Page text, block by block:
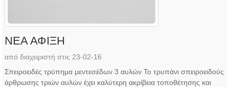
ΝΕΑ ΑΦΙΞΗ
από διαχειριστή στις 23-02-16
Σπειροειδές τρύπημα μεντεσέδων 3 αυλών Το τρυπάνι σπειροειδούς
άρθρωσης τριών αυλών έχει καλύτερη ακρίβεια τοποθέτησης και